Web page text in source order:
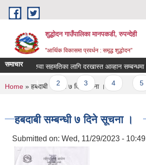
Skip to main content
शुद्धोदन गाउँपालिका मानपकडी, रुपन्देही
"आर्थिक विकासमा प्रवर्धन : समृद्ध शुद्धोदन”
समाचारसरुवा सहमतिका लागि दरखास्त आव्हान सम्बन्धमा |
Pages
2 3 4
You are here
Home » हबदाबी सम्बन्धी ७ दिने सूचना ।
हबदाबी सम्बन्धी ७ दिने सूचना ।
Submitted on: Wed, 11/29/2023 - 10:49